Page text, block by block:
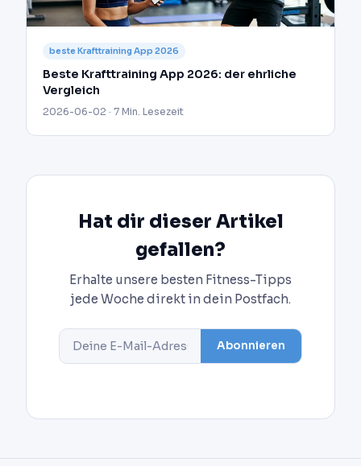
beste Krafttraining App 2026
Beste Krafttraining App 2026: der ehrliche
Vergleich
2026-06-02 · 7 Min. Lesezeit
Hat dir dieser Artikel
gefallen?
Erhalte unsere besten Fitness-Tipps
jede Woche direkt in dein Postfach.
Abonnieren